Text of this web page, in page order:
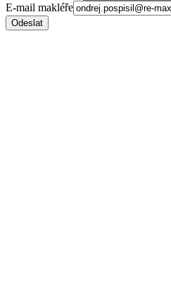
E-mail makléře
Odeslat